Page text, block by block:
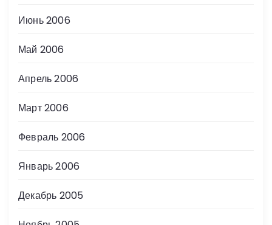
Июнь 2006
Май 2006
Апрель 2006
Март 2006
Февраль 2006
Январь 2006
Декабрь 2005